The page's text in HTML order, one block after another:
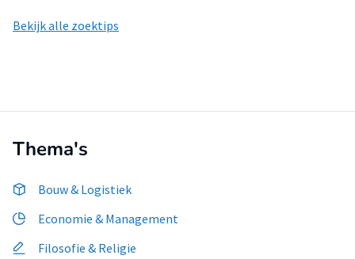
Bekijk alle zoektips
Thema's
Bouw & Logistiek
Economie & Management
Filosofie & Religie